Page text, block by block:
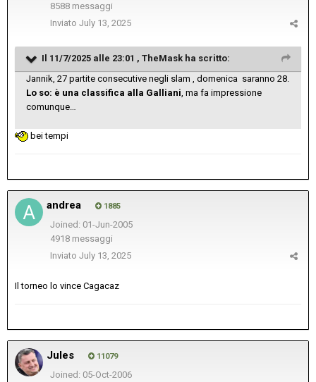
8588 messaggi
Inviato July 13, 2025
Il 11/7/2025 alle 23:01 , TheMask ha scritto:
Jannik, 27 partite consecutive negli slam , domenica saranno 28.
Lo so: è una classifica alla Galliani, ma fa impressione
comunque…
bei tempi
andrea 1885
Joined: 01-Jun-2005
4918 messaggi
Inviato July 13, 2025
Il torneo lo vince Cagacaz
Jules 11079
Joined: 05-Oct-2006